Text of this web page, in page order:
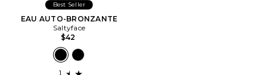
Best Seller
EAU AUTO-BRONZANTE
Saltyface
$42